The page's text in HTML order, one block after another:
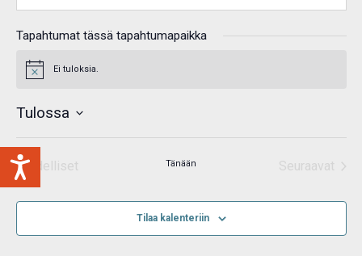
Tapahtumat tässä tapahtumapaikka
Notice Ei tuloksia.
Tulossa
Valitse
päivä.
Edelliset
Tänään
Seuraavat
Tilaa kalenteriin